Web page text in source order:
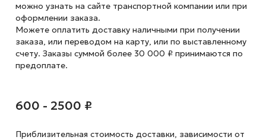
можно узнать на сайте транспортной компании или при
оформлении заказа.
Можете оплатить доставку наличными при получении
заказа, или переводом на карту, или по выставленному
счету. Заказы суммой более 30 000 ₽ принимаются по
предоплате.
600 - 2500 ₽
Приблизительная стоимость доставки, зависимости от